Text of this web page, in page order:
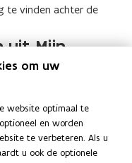
te vinden achter de
uit Mijn
aan de bron die
Rijksregister. In dat
of uw gemeente
om uw
website optimaal te
en worden
te verbeteren. Als u
u ook de optionele